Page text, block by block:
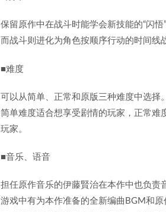
保留原作中在战斗时能学会新技能的“闪悟
而战斗则进化为角色按顺序行动的时间线
■难度
可以从简单、正常和原版三种难度中选择。
简单难度适合想享受剧情的玩家，正常难
玩家。
■音乐、语音
担任原作音乐的伊藤賢治在本作中也负责
游戏中有为本作准备的全新编曲BGM和